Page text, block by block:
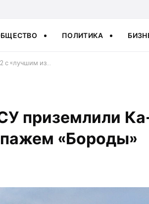
ПОЛИТИКА
с «лучшим из…
приземлили
«Бороды»